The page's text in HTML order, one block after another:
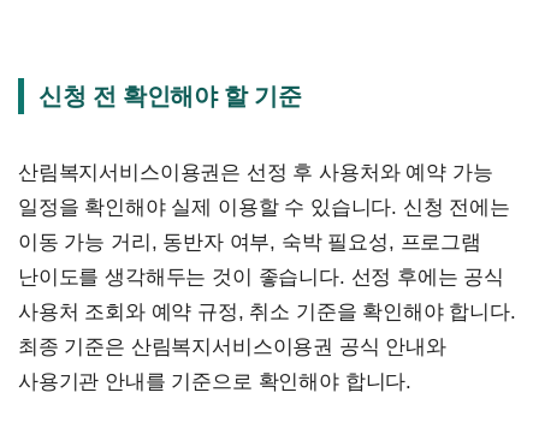
신청 전 확인해야 할 기준
산림복지서비스이용권은 선정 후 사용처와 예약 가능
일정을 확인해야 실제 이용할 수 있습니다. 신청 전에는
이동 가능 거리, 동반자 여부, 숙박 필요성, 프로그램
난이도를 생각해두는 것이 좋습니다. 선정 후에는 공식
사용처 조회와 예약 규정, 취소 기준을 확인해야 합니다.
최종 기준은 산림복지서비스이용권 공식 안내와
사용기관 안내를 기준으로 확인해야 합니다.